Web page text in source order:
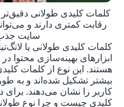
کلمات کلیدی طولانی دقیق‌تر
رقابت کمتری دارند و
سایت
کلمات کلیدی طولانی یا
ابزارهای بهینه‌سازی محتوا در
هستند. این نوع از کلمات
بیشتر تشکیل شده‌اند و به
کاربر را نشان می‌دهند. برای
کلیدی چیست و چرا نوع